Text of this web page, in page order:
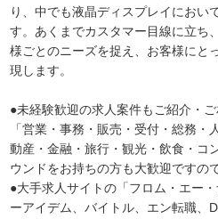
り、中でも液晶ディスプレイにおい
す。あくまでカスタマー目線に立ち
様ごとのニーズを捉え、お客様にと
現します。
●未経験歓迎の求人案件もご紹介・ご
「営業・事務・販売・受付・総務
動産・金融・旅行・観光・飲食・コ
ウンドをお持ちの方も大歓迎ですの
●大手求人サイトの「フロム・エー
ーアイデム、バイトル、エン転職、